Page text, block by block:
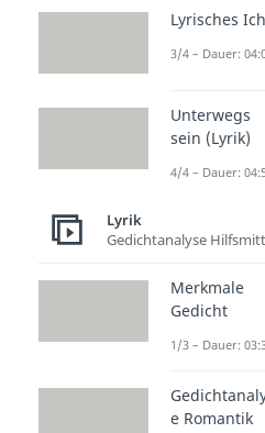
Lernen
Lyrisches Ich
3/4 – Dauer:
Unterwegs
sein (Lyrik)
4/4 – Dauer:
Lyrik
Gedichtanalyse
Merkmale
Gedicht
1/3 – Dauer:
e Romantik